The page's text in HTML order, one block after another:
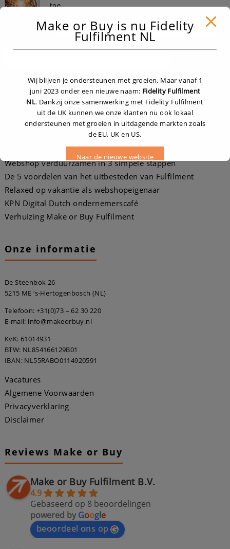
toe.
Recente berichten
Webshop verduurzamen in 3 simpele stappen
De 5 voordelen van het uitbesteden van Fulfilment
Relaxed op vakantie als webshopeigenaar
KPN Digital Dutch ondernemerscafé
Verhuizing Make or Buy Fulfilment
Onze informatie
De Steenbok 26
5215 ME ‘s-Hertogenbosch (NL)
Telefoon: +31(0)73 – 62 30 220
E-mail: info@makeorbuy.nl
KvK: 61014931
BTW: NL854166129B01
IBAN: NL55RABO0114920591
Vacatures
Algemene Voorwaarden
Privacyverklaring
Disclaimer
Reviews Make or Buy
Make or Buy Fulfilment B.V.
4.9
Gebaseerd op 8 beoordelingen
powered byGoogle
beoordeel ons op
Make or Buy is nu Fidelity
Fulfilment NL
Wij blijven je ondersteunen met groeien. Maar vanaf 1
juni 2023 onder een nieuwe naam: Fidelity Fulfilment
NL. Dankzij onze samenwerking met Fidelity Fulfilment
uit de UK kunnen we onze klanten nu ook lokaal
ondersteunen met groeien in uitdagende markten zoals
de EU, UK en US.
Naar de nieuwe website
16 seconden